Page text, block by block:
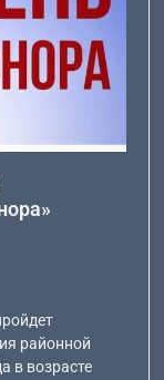
районной
в возрасте